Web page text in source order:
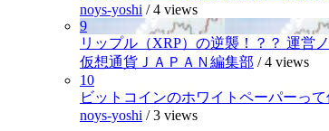
noys-yoshi /4 views
9
リップル（XRP）の逆襲！？？ 運営
仮想通貨ＪＡＰＡＮ編集部 /4 views
10
ビットコインのホワイトペーパーって
noys-yoshi /3 views